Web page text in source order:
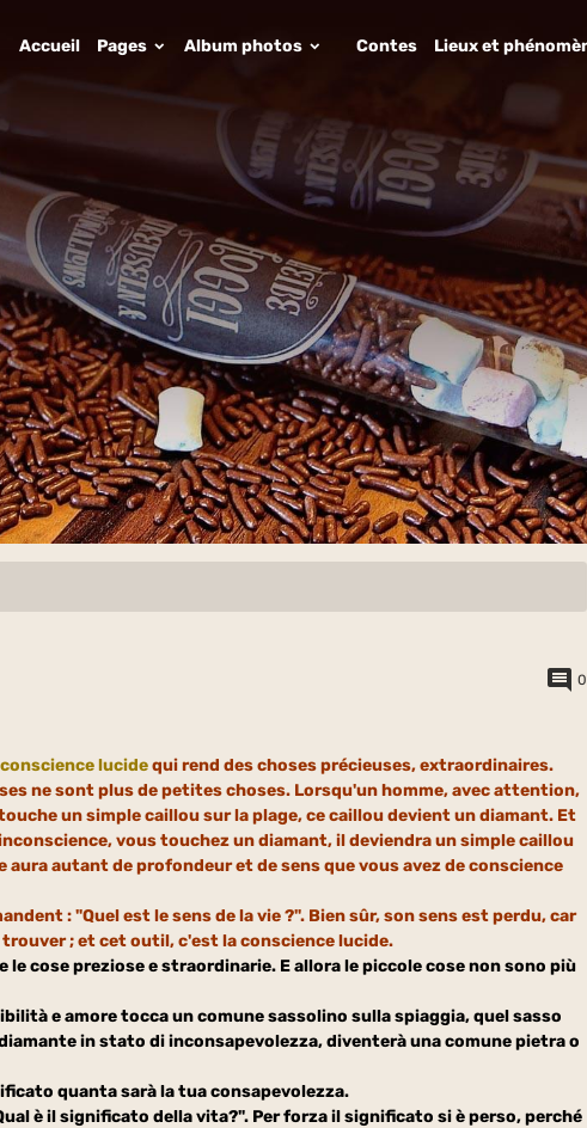
Accueil Pages Album photos Contes Lieux et
0
conscience lucidequi rend des choses précieuses, extraordinaires.
ne sont plus de petites choses. Lorsqu'un homme, avec attention,
un simple caillou sur la plage, ce caillou devient un diamant. Et
vous touchez un diamant, il deviendra un simple caillou
aura autant de profondeur et de sens que vous avez de conscience
: "Quel est le sens de la vie ?". Bien sûr, son sens est perdu, car
; et cet outil, c'est la conscience lucide.
le cose preziose e straordinarie. E allora le piccole cose non sono più
e amore tocca un comune sassolino sulla spiaggia, quel sasso
in stato di inconsapevolezza, diventerà una comune pietra o
quanta sarà la tua consapevolezza.
è il significato della vita?". Per forza il significato si è perso, perché